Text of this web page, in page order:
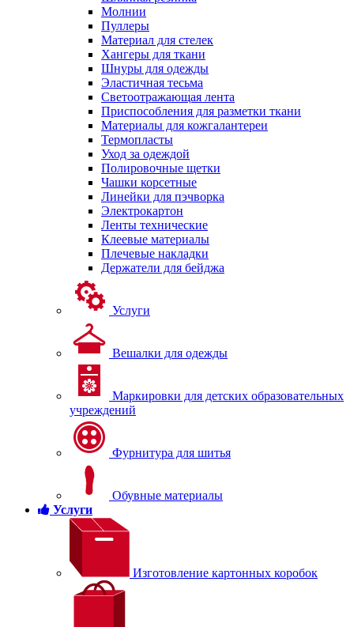
Молнии
Пуллеры
Материал для стелек
Хангеры для ткани
Шнуры для одежды
Эластичная тесьма
Светоотражающая лента
Приспособления для разметки ткани
Материалы для кожгалантереи
Термопласты
Уход за одеждой
Полировочные щетки
Чашки корсетные
Линейки для пэчворка
Электрокартон
Ленты технические
Клеевые материалы
Плечевые накладки
Держатели для бейджа
Услуги
Вешалки для одежды
Маркировки для детских образовательных
учреждений
Фурнитура для шитья
Обувные материалы
Услуги
Изготовление картонных коробок